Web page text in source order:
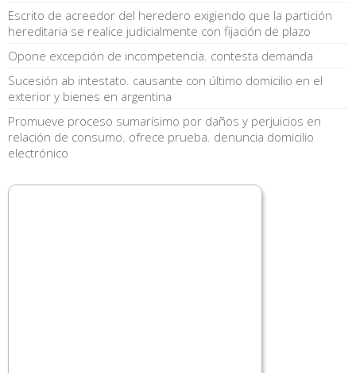
Escrito de acreedor del heredero exigiendo que la partición
hereditaria se realice judicialmente con fijación de plazo
Opone excepción de incompetencia. contesta demanda
Sucesión ab intestato. causante con último domicilio en el
exterior y bienes en argentina
Promueve proceso sumarísimo por daños y perjuicios en
relación de consumo. ofrece prueba. denuncia domicilio
electrónico